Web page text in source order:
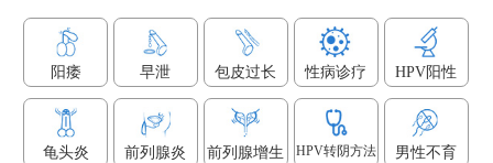
阳痿 早泄 包皮过长 性病诊疗 HPV阳性
龟头炎 前列腺炎 前列腺增生 HPV转阴方法 男性不育